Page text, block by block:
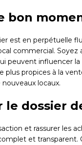
bon
est en perpétuelle
commercial.
peuvent influencer
plus propices à la
locaux.
le dossier
et rassurer les
et transparent.